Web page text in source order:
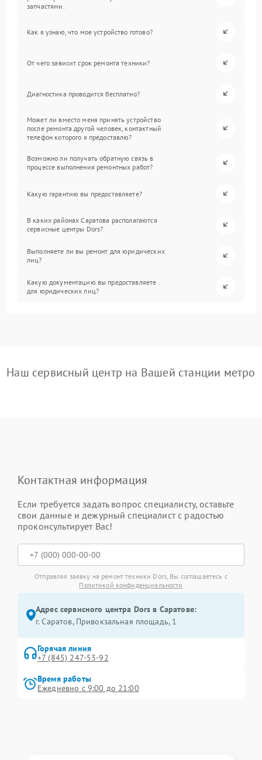
запчастями.
Как я узнаю, что мое устройство готово?
От чего зависит срок ремонта техники?
Диагностика проводится бесплатно?
Может ли вместо меня принять устройство
после ремонта другой человек, контактный
телефон которого я предоставлю?
Возможно ли получать обратную связь в
процессе выполнения ремонтных работ?
Какую гарантию вы предоставляете?
В каких районах Саратова располагаются
сервисные центры Dors?
Выполняете ли вы ремонт для юридических
лиц?
Какую документацию вы предоставляете
для юридических лиц?
Наш сервисный центр на Вашей станции метро
Контактная информация
Если требуется задать вопрос специалисту, оставьте
свои данные и дежурный специалист с радостью
проконсультирует Вас!
Отправляя заявку на ремонт техники Dors, Вы соглашаетесь с
Политикой конфиденциальности
Адрес сервисного центра Dors в Саратове:
г. Саратов, Привокзальная площадь, 1
Горячая линия
+7 (845) 247-53-92
Время работы
Ежедневно с 9:00 до 21:00